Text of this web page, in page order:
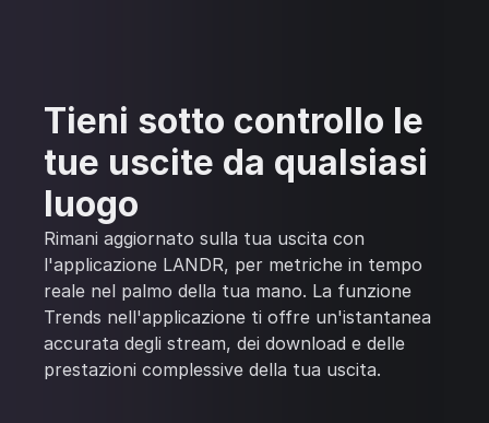
Tieni sotto controllo le
tue uscite da qualsiasi
luogo
Rimani aggiornato sulla tua uscita con
l'applicazione LANDR, per metriche in tempo
reale nel palmo della tua mano. La funzione
Trends nell'applicazione ti offre un'istantanea
accurata degli stream, dei download e delle
prestazioni complessive della tua uscita.